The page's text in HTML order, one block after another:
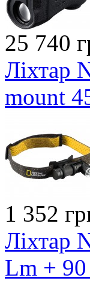
25 740
Ліхтар
mount
1 352
Ліхтар
Lm +